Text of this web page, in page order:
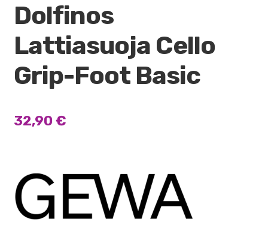
Dolfinos
Lattiasuoja Cello
Grip-Foot Basic
32,90 €